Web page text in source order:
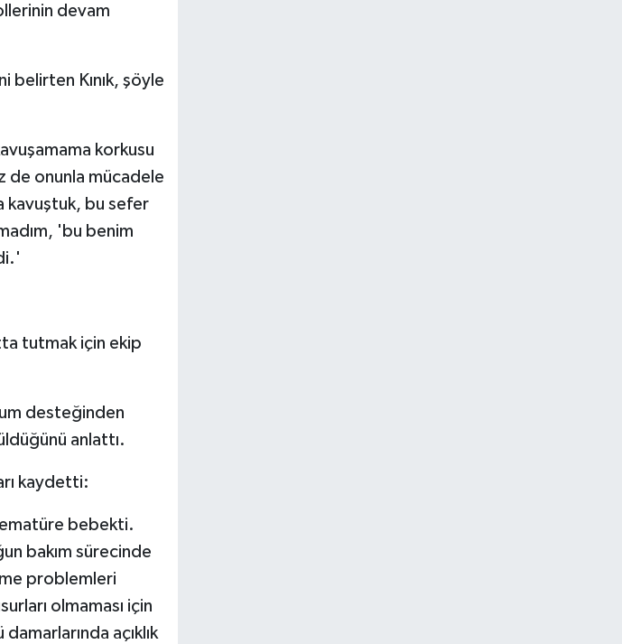
devam
Kınık, şöyle
korkusu
de onunla mücadele
kavuştuk, bu sefer
'bu benim
tutmak için ekip
desteğinden
anlattı.
kaydetti:
bebekti.
bakım sürecinde
problemleri
olmaması için
açıklık